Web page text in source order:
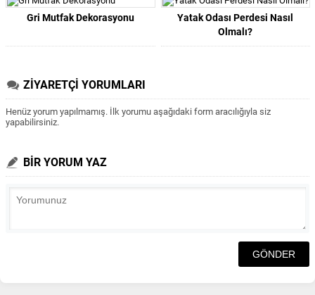
Gri Mutfak Dekorasyonu
Yatak Odası Perdesi Nasıl
Olmalı?
ZİYARETÇİ YORUMLARI
Henüz yorum yapılmamış. İlk yorumu aşağıdaki form aracılığıyla siz
yapabilirsiniz.
BİR YORUM YAZ